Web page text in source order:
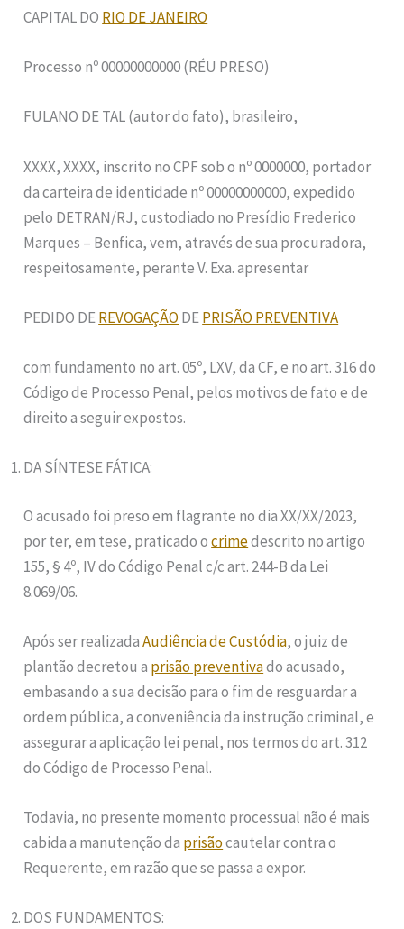
CAPITAL DO RIO DE JANEIRO
Processo nº 00000000000 (RÉU PRESO)
FULANO DE TAL (autor do fato), brasileiro,
XXXX, XXXX, inscrito no CPF sob o nº 0000000, portador
da carteira de identidade nº 00000000000, expedido
pelo DETRAN/RJ, custodiado no Presídio Frederico
Marques – Benfica, vem, através de sua procuradora,
respeitosamente, perante V. Exa. apresentar
PEDIDO DEREVOGAÇÃO DEPRISÃO PREVENTIVA
com fundamento no art. 05º, LXV, da CF, e no art. 316 do
Código de Processo Penal, pelos motivos de fato e de
direito a seguir expostos.
DA SÍNTESE FÁTICA:
O acusado foi preso em flagrante no dia XX/XX/2023,
por ter, em tese, praticado ocrimedescrito no artigo
155, § 4º, IV do Código Penal c/c art. 244-B da Lei
8.069/06.
Após ser realizadaAudiência de Custódia, o juiz de
plantão decretou a prisão preventivado acusado,
embasando a sua decisão para o fim de resguardar a
ordem pública, a conveniência da instrução criminal, e
assegurar a aplicação lei penal, nos termos do art. 312
do Código de Processo Penal.
Todavia, no presente momento processual não é mais
cabida a manutenção da prisãocautelar contra o
Requerente, em razão que se passa a expor.
DOS FUNDAMENTOS: